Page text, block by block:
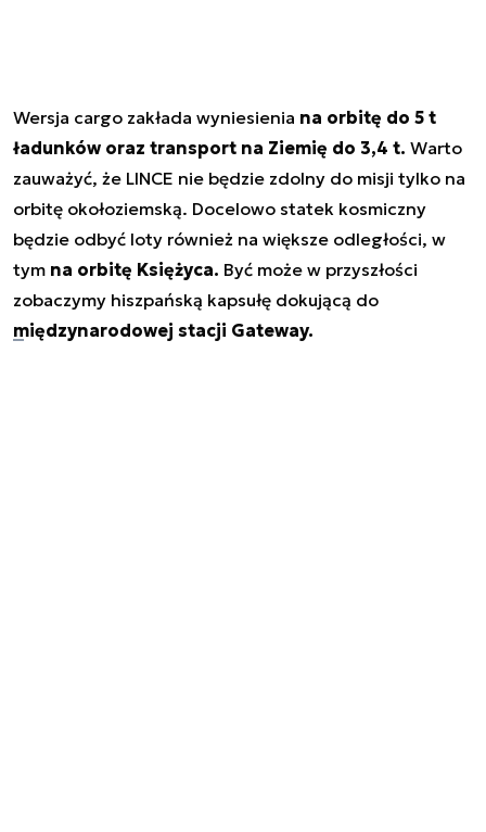
Wersja cargo zakłada wyniesienia na orbitę do 5 t
ładunków oraz transport na Ziemię do 3,4 t. Warto
zauważyć, że LINCE nie będzie zdolny do misji tylko na
orbitę okołoziemską. Docelowo statek kosmiczny
będzie odbyć loty również na większe odległości, w
tym na orbitę Księżyca. Być może w przyszłości
zobaczymy hiszpańską kapsułę dokującą do
międzynarodowej stacji Gateway.